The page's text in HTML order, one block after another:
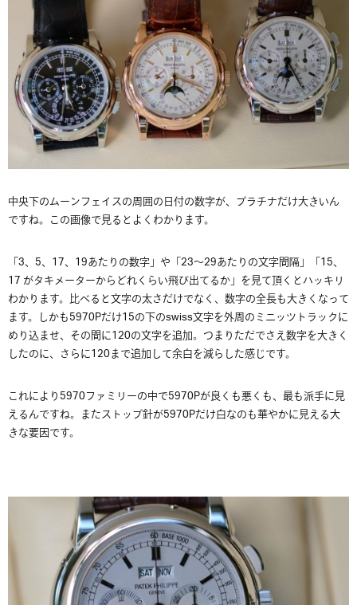
中央下のムーンフェイスの周囲の日付の数字が、プラチナだけ大きいん
ですね。この画像で見るとよくわかります。
「3、5、17、19あたりの数字」や「23〜29あたりの文字間隔」「15、
17 がタキメーターからどれくらい飛び出てるか」を見て頂くとハッキリ
わかります。比べると文字の太さだけでなく、数字の全長も大きくなって
ます。しかも5970Pだけ15の下のswiss文字を外周のミニッツトラックに
めり込ませ、その間に120の文字を追加。つまりただでさえ数字を大きく
したのに、さらに120まで追加して余白を減らした感じです。
これにより5970ファミリーの中で5970Pが良くも悪くも、最も派手に見
えるんですね。またストップ針が5970Pだけ白なのも華やかに見える大
きな要因です。